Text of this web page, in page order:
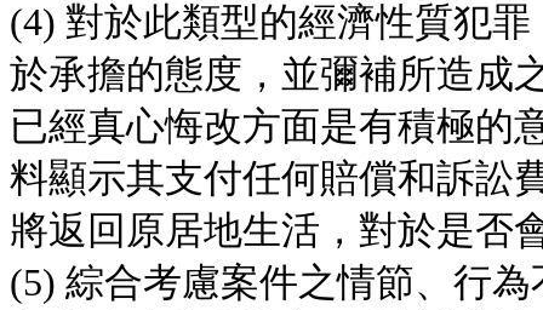
(4) 對於此類型的經濟性質犯
於承擔的態度，並彌補所造成
已經真心悔改方面是有積極的
料顯示其支付任何賠償和訴訟
將返回原居地生活，對於是否
(5) 綜合考慮案件之情節、行